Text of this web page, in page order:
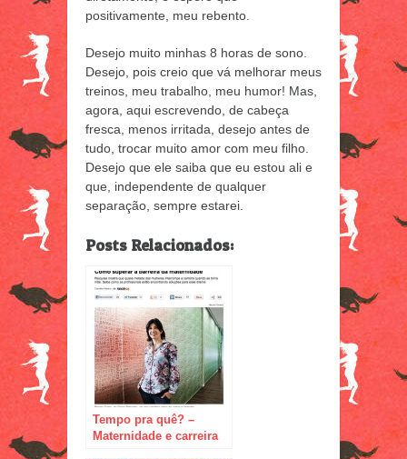
positivamente, meu rebento.
Desejo muito minhas 8 horas de sono.
Desejo, pois creio que vá melhorar meus
treinos, meu trabalho, meu humor! Mas,
agora, aqui escrevendo, de cabeça
fresca, menos irritada, desejo antes de
tudo, trocar muito amor com meu filho.
Desejo que ele saiba que eu estou ali e
que, independente de qualquer
separação, sempre estarei.
Posts Relacionados:
Tempo pra quê? –
Maternidade e carreira